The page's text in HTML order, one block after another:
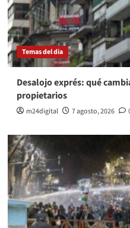
Temas del dia
Desalojo exprés: qué
propietarios
m24digital 7 agosto, 2026